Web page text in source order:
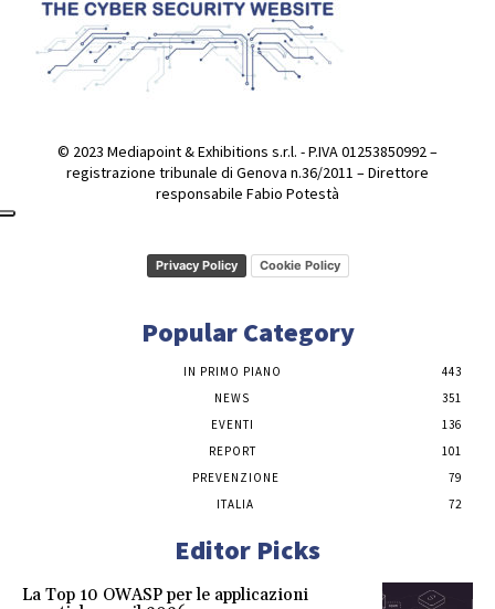
© 2023 Mediapoint & Exhibitions s.r.l. - P.IVA 01253850992 –
registrazione tribunale di Genova n.36/2011 – Direttore
responsabile Fabio Potestà
Privacy Policy Cookie Policy
Popular Category
IN PRIMO PIANO
443
NEWS
351
EVENTI
136
REPORT
101
PREVENZIONE
79
ITALIA
72
Editor Picks
La Top 10 OWASP per le applicazioni